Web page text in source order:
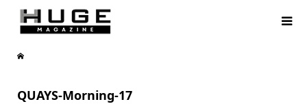
QUAYS-Morning-17